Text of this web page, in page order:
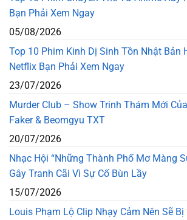
Bạn Phải Xem Ngay
05/08/2026
Top 10 Phim Kinh Dị Sinh Tồn Nhật Bản
Netflix Bạn Phải Xem Ngay
23/07/2026
Murder Club – Show Trinh Thám Mới
Faker & Beomgyu TXT
20/07/2026
Nhạc Hội “Những Thành Phố Mơ Màng
Gây Tranh Cãi Vì Sự Cố Bùn Lầy
15/07/2026
Louis Phạm Lộ Clip Nhạy Cảm Nên Sẽ Bị